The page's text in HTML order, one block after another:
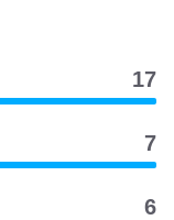
17
7
6